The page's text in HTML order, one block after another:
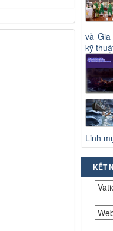
và
kỹ
Linh
KẾT